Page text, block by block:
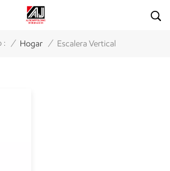
: / Hogar / Escalera Vertical